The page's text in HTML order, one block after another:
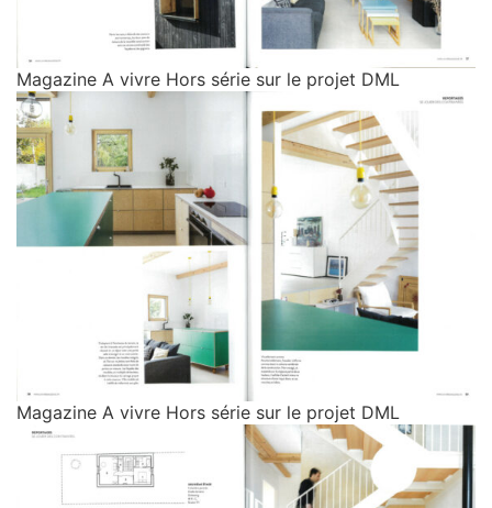
Magazine A vivre Hors série sur le projet DML
Magazine A vivre Hors série sur le projet DML